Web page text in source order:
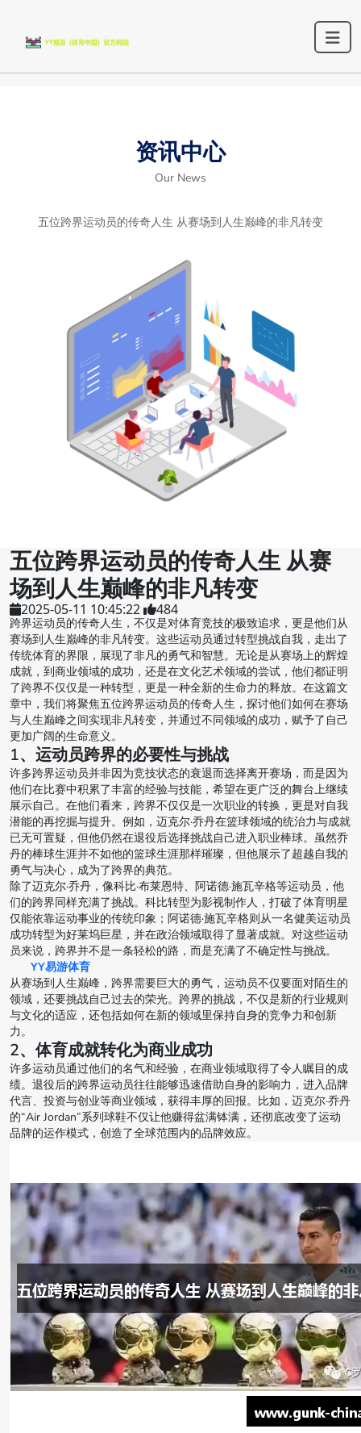
资讯中心
Our News
五位跨界运动员的传奇人生 从赛场到人生巅峰的非凡转变
五位跨界运动员的传奇人生 从赛
场到人生巅峰的非凡转变
2025-05-11 10:45:22 484
跨界运动员的传奇人生，不仅是对体育竞技的极致追求，更是他们从
赛场到人生巅峰的非凡转变。这些运动员通过转型挑战自我，走出了
传统体育的界限，展现了非凡的勇气和智慧。无论是从赛场上的辉煌
成就，到商业领域的成功，还是在文化艺术领域的尝试，他们都证明
了跨界不仅仅是一种转型，更是一种全新的生命力的释放。在这篇文
章中，我们将聚焦五位跨界运动员的传奇人生，探讨他们如何在赛场
与人生巅峰之间实现非凡转变，并通过不同领域的成功，赋予了自己
更加广阔的生命意义。
1、运动员跨界的必要性与挑战
许多跨界运动员并非因为竞技状态的衰退而选择离开赛场，而是因为
他们在比赛中积累了丰富的经验与技能，希望在更广泛的舞台上继续
展示自己。在他们看来，跨界不仅仅是一次职业的转换，更是对自我
潜能的再挖掘与提升。例如，迈克尔·乔丹在篮球领域的统治力与成就
已无可置疑，但他仍然在退役后选择挑战自己进入职业棒球。虽然乔
丹的棒球生涯并不如他的篮球生涯那样璀璨，但他展示了超越自我的
勇气与决心，成为了跨界的典范。
除了迈克尔·乔丹，像科比·布莱恩特、阿诺德·施瓦辛格等运动员，他
们的跨界同样充满了挑战。科比转型为影视制作人，打破了体育明星
仅能依靠运动事业的传统印象；阿诺德·施瓦辛格则从一名健美运动员
成功转型为好莱坞巨星，并在政治领域取得了显著成就。对这些运动
员来说，跨界并不是一条轻松的路，而是充满了不确定性与挑战。
YY易游体育
从赛场到人生巅峰，跨界需要巨大的勇气，运动员不仅要面对陌生的
领域，还要挑战自己过去的荣光。跨界的挑战，不仅是新的行业规则
与文化的适应，还包括如何在新的领域里保持自身的竞争力和创新
力。
2、体育成就转化为商业成功
许多运动员通过他们的名气和经验，在商业领域取得了令人瞩目的成
绩。退役后的跨界运动员往往能够迅速借助自身的影响力，进入品牌
代言、投资与创业等商业领域，获得丰厚的回报。比如，迈克尔·乔丹
的“Air Jordan”系列球鞋不仅让他赚得盆满钵满，还彻底改变了运动
品牌的运作模式，创造了全球范围内的品牌效应。